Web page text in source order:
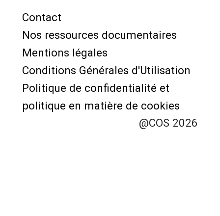
@COS 2026
Menu
Pied
de
page
Contact
Nos ressources documentaires
Mentions légales
Conditions Générales d'Utilisation
Politique de confidentialité et
politique en matière de cookies